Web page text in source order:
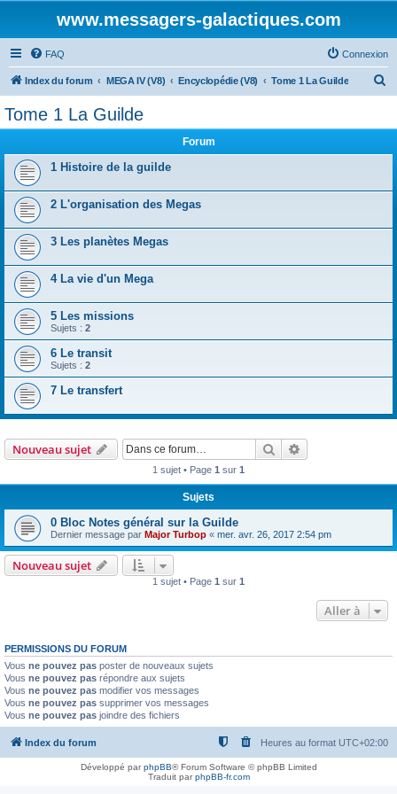
www.messagers-galactiques.com
FAQ Connexion
Index du forum MEGA IV (V8) Encyclopédie (V8) Tome 1 La Guilde
h
Tome 1 La Guilde
Forum
1 Histoire de la guilde
2 L'organisation des Megas
3 Les planètes Megas
4 La vie d'un Mega
5 Les missions
Sujets : 2
6 Le transit
Sujets : 2
7 Le transfert
Nouveau sujet Rechercher
1 sujet • Page 1 sur 1
Sujets
0 Bloc Notes général sur la Guilde
Dernier message par Major Turbop « mer. avr. 26, 2017 2:54 pm
Nouveau sujet
1 sujet • Page 1 sur 1
Aller à
PERMISSIONS DU FORUM
Vous ne pouvez pas poster de nouveaux sujets
Vous ne pouvez pas répondre aux sujets
Vous ne pouvez pas modifier vos messages
Vous ne pouvez pas supprimer vos messages
Vous ne pouvez pas joindre des fichiers
Index du forum Heures au format UTC+02:00
Développé parphpBB® Forum Software © phpBB Limited
Traduit parphpBB-fr.com